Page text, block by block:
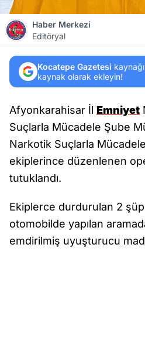
Haber Merkezi
Editöryal
Kocatepe Gazetesi
kaynak olarak ekleyin!
Afyonkarahisar İl Emniyet
Suçlarla Mücadele Şube
Narkotik Suçlarla
ekiplerince düzenlenen
tutuklandı.
Ekiplerce durdurulan 2
otomobilde yapılan
emdirilmiş uyuşturucu